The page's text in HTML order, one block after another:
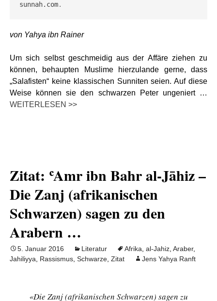
sunnah.com.
von Yahya ibn Rainer
Um sich selbst geschmeidig aus der Affäre ziehen zu
können, behaupten Muslime hierzulande gerne, dass
„Salafisten“ keine klassischen Sunniten seien. Auf diese
Weise können sie den schwarzen Peter ungeniert …
WEITERLESEN >>
Zitat: ʿAmr ibn Bahr al-Jāhiz –
Die Zanj (afrikanischen
Schwarzen) sagen zu den
Arabern …
5. Januar 2016 Literatur Afrika al-Jahiz Araber,
Jahiliyya
Rassismus Schwarze Zitat Jens Yahya Ranft
«Die Zanj (afrikanischen Schwarzen) sagen zu